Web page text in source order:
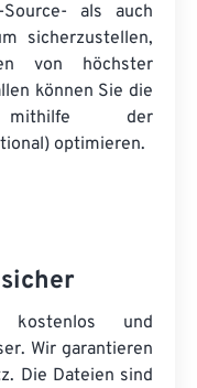
als auch
sicherzustellen,
von höchster
können Sie die
mithilfe der
optimieren.
kostenlos und
Wir garantieren
Die Dateien sind